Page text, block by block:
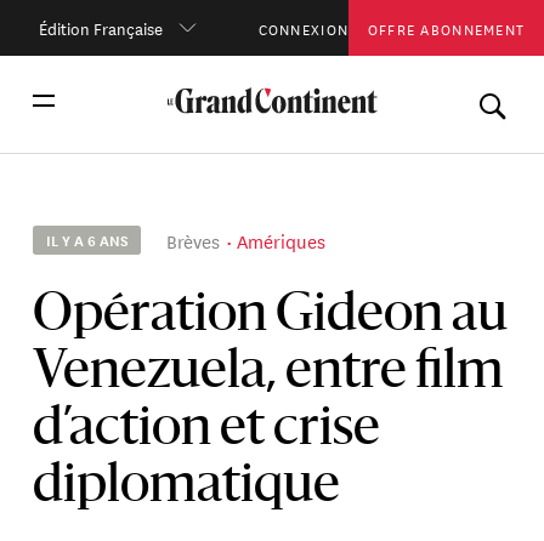
Édition Française CONNEXION OFFRE ABONNEMENT
IL Y A 6 ANS Brèves Amériques
Opération Gideon au
Venezuela, entre film
d’action et crise
diplomatique